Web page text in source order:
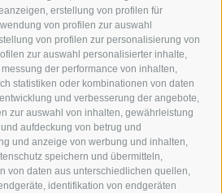
erstellung von profilen für
von profilen zur auswahl
von profilen zur personalisierung von
zur auswahl personalisierter inhalte,
der performance von inhalten,
statistiken oder kombinationen von daten
und verbesserung der angebote,
zur auswahl von inhalten, gewährleistung
aufdeckung von betrug und
und anzeige von werbung und inhalten,
speichern und übermitteln,
von daten aus unterschiedlichen quellen,
identifikation von endgeräten